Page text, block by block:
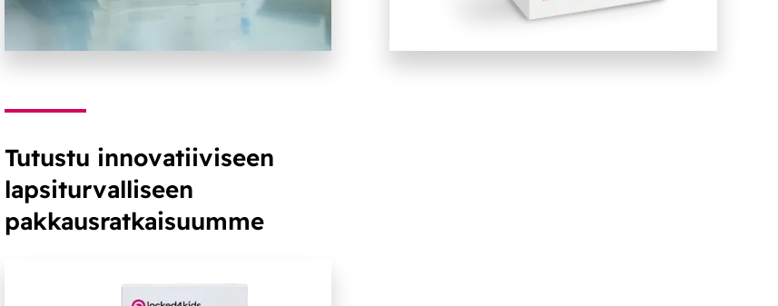
Tutustu innovatiiviseen
lapsiturvalliseen
pakkausratkaisuumme